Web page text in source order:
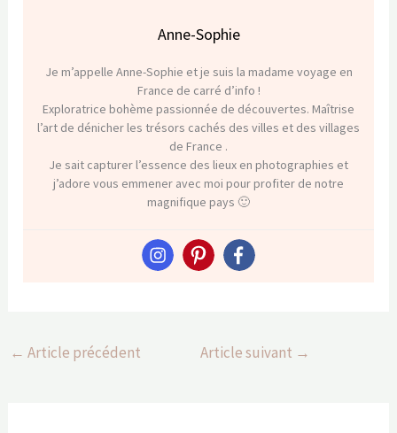
Anne-Sophie
Je m’appelle Anne-Sophie et je suis la madame voyage en
France de carré d’info !
Exploratrice bohème passionnée de découvertes. Maîtrise
l’art de dénicher les trésors cachés des villes et des villages
de France .
Je sait capturer l’essence des lieux en photographies et
j’adore vous emmener avec moi pour profiter de notre
magnifique pays 🙂
← Article précédent Article suivant →